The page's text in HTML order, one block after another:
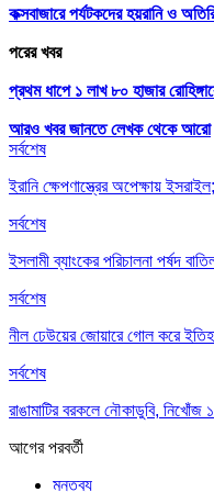
কক্সবাজারে পর্যটকদের হয়রানি ও
পরের খবর
প্রথম ধাপে ১ লাখ ৮০ হাজার
আরও খবর জানতে লেখক থেকে আরো
সর্বশেষ
ইরানি ক্ষেপণাস্ত্রের অপেক্ষায়
সর্বশেষ
ইসলামী ব্যাংকের পরিচালনা পর্ষদ
সর্বশেষ
নীল ঢেউয়ের জোয়ারে গোল করে
সর্বশেষ
রাঙামাটির বরকলে নৌকাডুবি, নিখোঁজ ১
আগেরপরবর্তী
মন্তব্য